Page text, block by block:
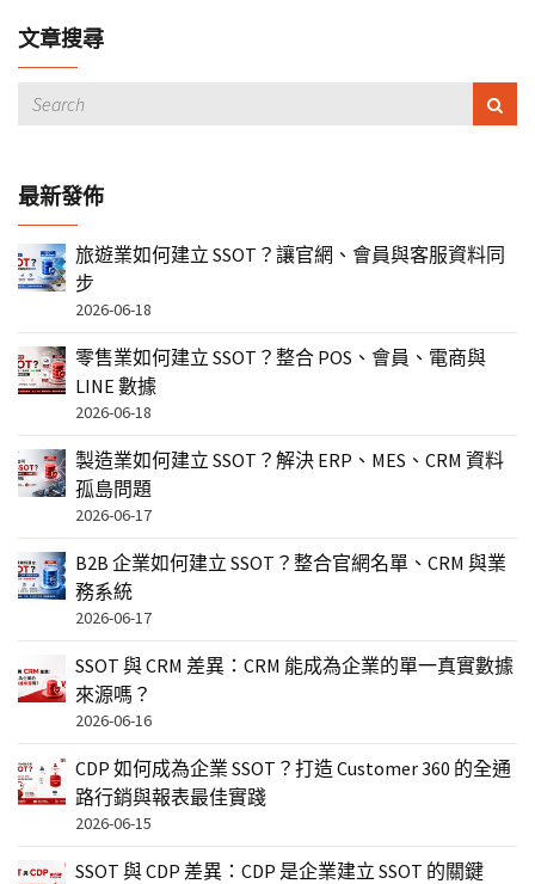
文章搜尋
最新發佈
旅遊業如何建立 SSOT？讓官網、會員與客服資料同
步
2026-06-18
零售業如何建立 SSOT？整合 POS、會員、電商與
LINE 數據
2026-06-18
製造業如何建立 SSOT？解決 ERP、MES、CRM 資料
孤島問題
2026-06-17
B2B 企業如何建立 SSOT？整合官網名單、CRM 與業
務系統
2026-06-17
SSOT 與 CRM 差異：CRM 能成為企業的單一真實數據
來源嗎？
2026-06-16
CDP 如何成為企業 SSOT？打造 Customer 360 的全通
路行銷與報表最佳實踐
2026-06-15
SSOT 與 CDP 差異：CDP 是企業建立 SSOT 的關鍵